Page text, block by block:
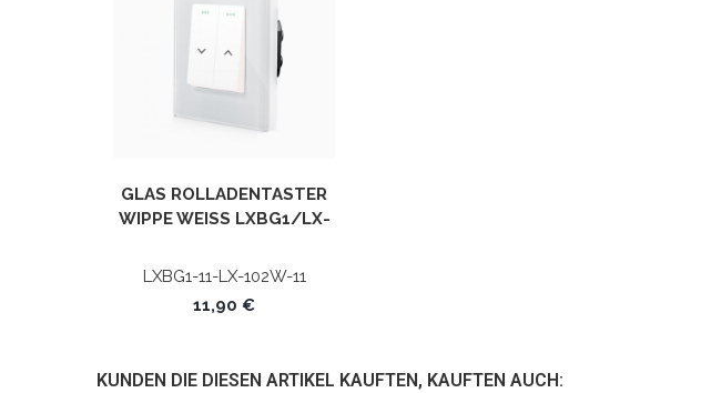
GLAS ROLLADENTASTER
WIPPE WEISS LXBG1/LX-1
LXBG1-11-LX-102W-11
11,90 €
KUNDEN DIE DIESEN ARTIKEL KAUFTEN, KAUFTEN AUCH: